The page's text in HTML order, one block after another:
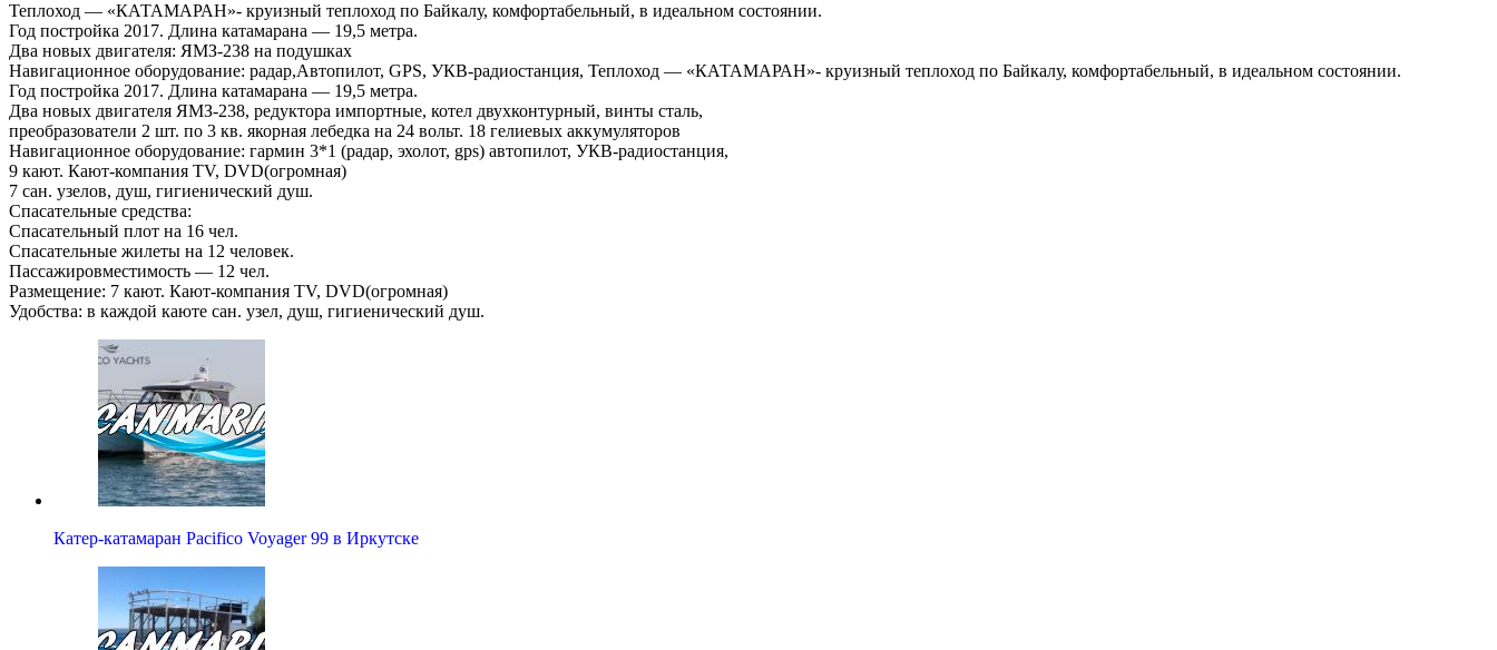
Теплоход — «КАТАМАРАН»- круизный теплоход по Байкалу, комфортабельный, в идеальном состоянии.
Год постройка 2017. Длина катамарана — 19,5 метра.
Два новых двигателя: ЯМЗ-238 на подушках
Навигационное оборудование: радар,Автопилот, GPS, УКВ-радиостанция, Теплоход — «КАТАМАРАН»- круизный теплоход по Байкалу, комфортабельный, в идеальном состоянии.
Год постройка 2017. Длина катамарана — 19,5 метра.
Два новых двигателя ЯМЗ-238, редуктора импортные, котел двухконтурный, винты сталь,
преобразователи 2 шт. по 3 кв. якорная лебедка на 24 вольт. 18 гелиевых аккумуляторов
Навигационное оборудование: гармин 3*1 (радар, эхолот, gps) автопилот, УКВ-радиостанция,
9 кают. Кают-компания TV, DVD(огромная)
7 сан. узелов, душ, гигиенический душ.
Спасательные средства:
Спасательный плот на 16 чел.
Спасательные жилеты на 12 человек.
Пассажировместимость — 12 чел.
Размещение: 7 кают. Кают-компания TV, DVD(огромная)
Удобства: в каждой каюте сан. узел, душ, гигиенический душ.
Катер-катамаран Pacifico Voyager 99 в Иркутске